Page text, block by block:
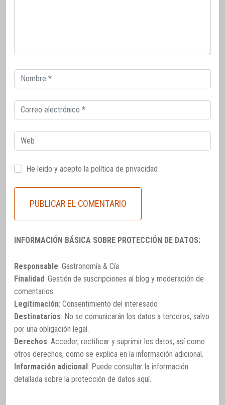
Correo
electrónico
Correo
electrónico
Web
He leido y acepto la política de privacidad
INFORMACIÓN BÁSICA SOBRE PROTECCIÓN DE DATOS:
Responsable: Gastronomía & Cía
Finalidad: Gestión de suscripciones al blog y moderación de
comentarios
Legitimación: Consentimiento del interesado
Destinatarios: No se comunicarán los datos a terceros, salvo
por una obligación legal.
Derechos: Acceder, rectificar y suprimir los datos, así como
otros derechos, como se explica en la información adicional.
Información adicional : Puede consultar la información
detallada sobre la protección de datos aquí.